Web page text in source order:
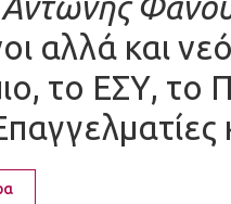
αλλά και
το ΕΣΥ, το